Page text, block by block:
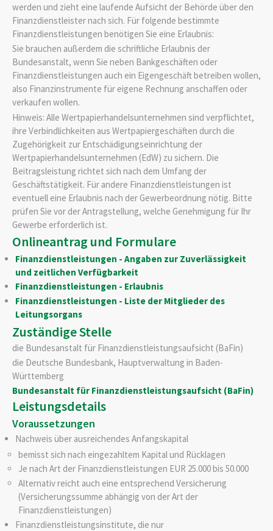
werden und zieht eine laufende Aufsicht der Behörde über den
Finanzdienstleister nach sich. Für folgende bestimmte
Finanzdienstleistungen benötigen Sie eine Erlaubnis:
Sie brauchen außerdem die schriftliche Erlaubnis der
Bundesanstalt, wenn Sie neben Bankgeschäften oder
Finanzdienstleistungen auch ein Eigengeschäft betreiben wollen,
also Finanzinstrumente für eigene Rechnung anschaffen oder
verkaufen wollen.
Hinweis: Alle Wertpapierhandelsunternehmen sind verpflichtet,
ihre Verbindlichkeiten aus Wertpapiergeschäften durch die
Zugehörigkeit zur Entschädigungseinrichtung der
Wertpapierhandelsunternehmen (EdW) zu sichern. Die
Beitragsleistung richtet sich nach dem Umfang der
Geschäftstätigkeit. Für andere Finanzdienstleistungen ist
eventuell eine Erlaubnis nach der Gewerbeordnung nötig. Bitte
prüfen Sie vor der Antragstellung, welche Genehmigung für Ihr
Gewerbe erforderlich ist.
Onlineantrag und Formulare
Finanzdienstleistungen - Angaben zur Zuverlässigkeit
und zeitlichen Verfügbarkeit
Finanzdienstleistungen - Erlaubnis
Finanzdienstleistungen - Liste der Mitglieder des
Leitungsorgans
Zuständige Stelle
die Bundesanstalt für Finanzdienstleistungsaufsicht (BaFin)
die Deutsche Bundesbank, Hauptverwaltung in Baden-
Württemberg
Bundesanstalt für Finanzdienstleistungsaufsicht (BaFin)
Leistungsdetails
Voraussetzungen
Nachweis über ausreichendes Anfangskapital
bemisst sich nach eingezahltem Kapital und Rücklagen
Je nach Art der Finanzdienstleistungen EUR 25.000 bis 50.000
Alternativ reicht auch eine entsprechend Versicherung
(Versicherungssumme abhängig von der Art der
Finanzdienstleistungen)
Finanzdienstleistungsinstitute, die nur